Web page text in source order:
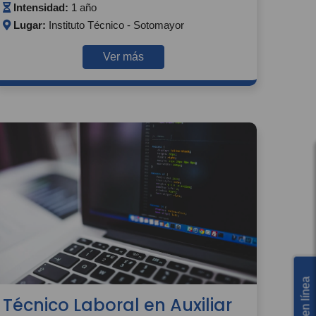
Intensidad: 1 año
Lugar: Instituto Técnico - Sotomayor
Ver más
Técnico Laboral en Auxiliar